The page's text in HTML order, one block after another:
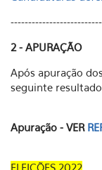
2 - APURAÇÃO
Após apuração
seguinte
Apuração - VER
ELEIÇÕES 2022